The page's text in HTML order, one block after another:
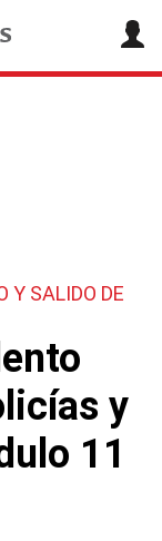
Y SALIDO DE
y
11